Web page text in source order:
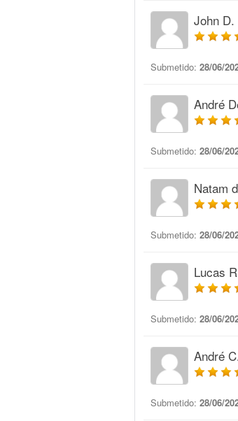
John D.
Submetido: 28/06/
André
Submetido: 28/06/
Natam
Submetido: 28/06/
Lucas
Submetido: 28/06/
André
Submetido: 28/06/